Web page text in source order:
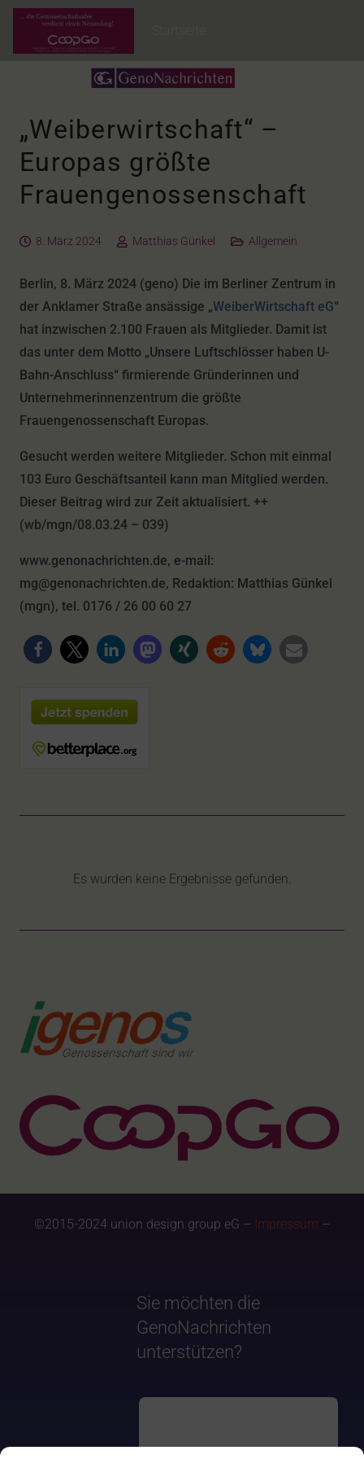
„Weiberwirtschaft“ –
Europas größte
Frauengenossenschaft
8. März 2024 Matthias Günkel Allgemein
Berlin, 8. März 2024 (geno) Die im Berliner Zentrum in
der Anklamer Straße ansässige „WeiberWirtschaft eG“
hat inzwischen 2.100 Frauen als Mitglieder. Damit ist
das unter dem Motto „Unsere Luftschlösser haben U-
Bahn-Anschluss“ firmierende Gründerinnen und
Unternehmerinnenzentrum die größte
Frauengenossenschaft Europas.
Gesucht werden weitere Mitglieder. Schon mit einmal
103 Euro Geschäftsanteil kann man Mitglied werden.
Dieser Beitrag wird zur Zeit aktualisiert. ++
(wb/mgn/08.03.24 – 039)
www.genonachrichten.de, e-mail:
mg@genonachrichten.de, Redaktion: Matthias Günkel
(mgn), tel. 0176 / 26 00 60 27
Es wurden keine Ergebnisse gefunden.
©2015-2024 union design group eG – Impressum –
Sie möchten die
GenoNachrichten
unterstützen?